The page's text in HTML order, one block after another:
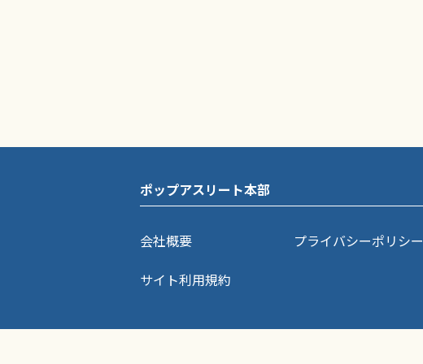
ポップアスリート本部
会社概要 プライバシーポリシー
サイト利用規約